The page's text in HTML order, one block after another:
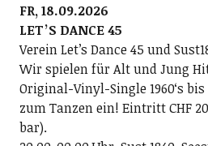
FR, 18.09.2026
LETʼS DANCE 45
Verein Letʼs Dance 45 und
Wir spielen für Alt und Jung
Original-Vinyl-Single 1960ʻs bis
zum Tanzen ein! Eintritt CHF
bar).